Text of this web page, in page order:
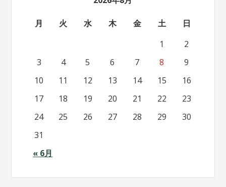
月 火 水 木 金 土 日
« 6月
1
2
3
4 5 6 7 8
9
10
11 12 13 14 15
16
17
18 19 20 21 22
23
24
25 26 27 28 29
30
31